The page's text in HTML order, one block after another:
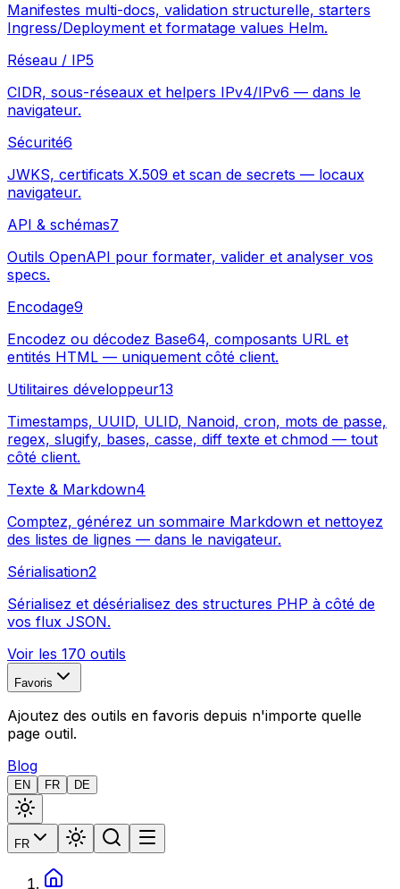
Manifestes multi-docs, validation structurelle, starters
Ingress/Deployment et formatage values Helm.
Réseau / IP5
CIDR, sous-réseaux et helpers IPv4/IPv6 — dans le
navigateur.
Sécurité6
JWKS, certificats X.509 et scan de secrets — locaux
navigateur.
API & schémas7
Outils OpenAPI pour formater, valider et analyser vos
specs.
Encodage9
Encodez ou décodez Base64, composants URL et
entités HTML — uniquement côté client.
Utilitaires développeur13
Timestamps, UUID, ULID, Nanoid, cron, mots de passe,
regex, slugify, bases, casse, diff texte et chmod — tout
côté client.
Texte & Markdown4
Comptez, générez un sommaire Markdown et nettoyez
des listes de lignes — dans le navigateur.
Sérialisation2
Sérialisez et désérialisez des structures PHP à côté de
vos flux JSON.
Voir les 170 outils
Favoris
Ajoutez des outils en favoris depuis n'importe quelle
page outil.
Blog
EN FR DE
FR